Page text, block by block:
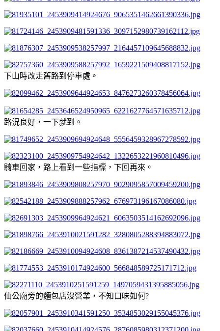
下山時改走舊路到停車處。
路況良好，一下就到。
騎車回家，路上看到一些指標，下回再來。
仙公廟旁的麵包店沒營業，不知口味如何?